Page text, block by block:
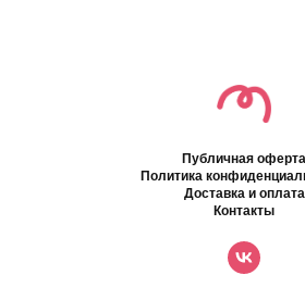
Публичная оферта
Политика
Доставка и оплата
Контакты